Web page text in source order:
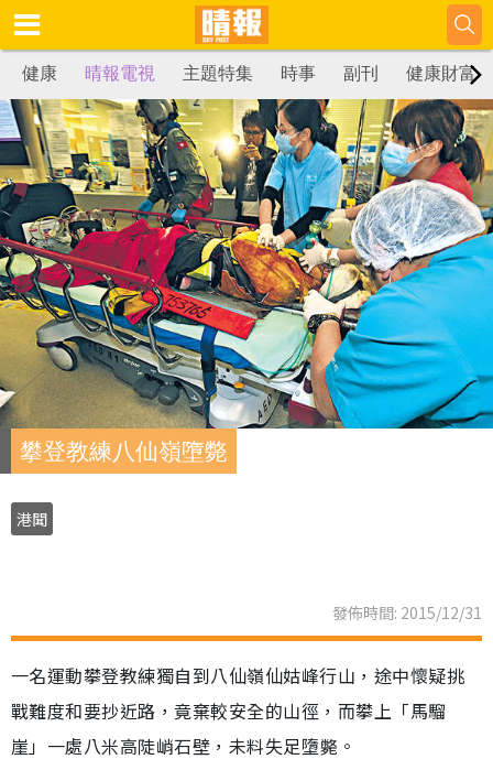
健康 晴報電視 主題特集 時事 副刊 健康財富
攀登教練八仙嶺墮斃
港聞
發佈時間: 2015/12/31
一名運動攀登教練獨自到八仙嶺仙姑峰行山，途中懷疑挑
戰難度和要抄近路，竟棄較安全的山徑，而攀上「馬騮
崖」一處八米高陡峭石壁，未料失足墮斃。